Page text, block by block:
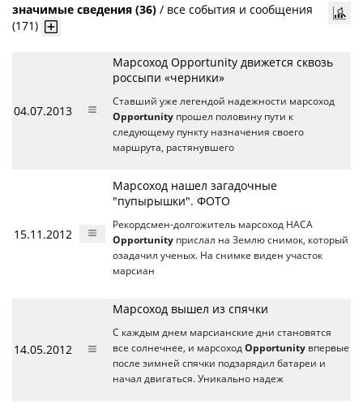
значимые сведения (36) / все события и сообщения
(171)
04.07.2013
Марсоход Opportunity движется сквозь
россыпи «черники»
Ставший уже легендой надежности марсоход
Opportunity прошел половину пути к
следующему пункту назначения своего
маршрута, растянувшего
15.11.2012
Марсоход нашел загадочные
"пупырышки". ФОТО
Рекордсмен-долгожитель марсоход НАСА
Opportunity прислал на Землю снимок, который
озадачил ученых. На снимке виден участок
марсиан
14.05.2012
Марсоход вышел из спячки
С каждым днем марсианские дни становятся
все солнечнее, и марсоход Opportunity впервые
после зимней спячки подзарядил батареи и
начал двигаться. Уникально надеж